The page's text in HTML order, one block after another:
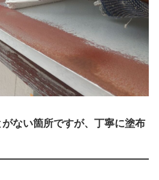
ない箇所ですが、丁寧に塗布